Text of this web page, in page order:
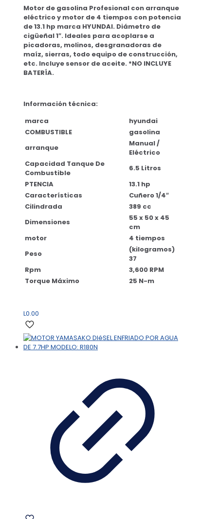
Motor de gasolina Profesional con arranque
eléctrico y motor de 4 tiempos con potencia
de 13.1 hp marca HYUNDAI. Diámetro de
cigüeñal 1″. Ideales para acoplarse a
picadoras, molinos, desgranadoras de
maíz, sierras, todo equipo de construcción,
etc. Incluye sensor de aceite. *NO INCLUYE
BATERÍA.
Información técnica:
marca
hyundai
COMBUSTIBLE
gasolina
arranque
Manual /
Eléctrico
Capacidad Tanque De
Combustible
6.5 Litros
PTENCIA
13.1 hp
Características
Cuñero 1/4″
Cilindrada
389 cc
Dimensiones
55 x 50 x 45
cm
motor
4 tiempos
Peso
(kilogramos)
37
Rpm
3,600 RPM
Torque Máximo
25 N-m
L0.00